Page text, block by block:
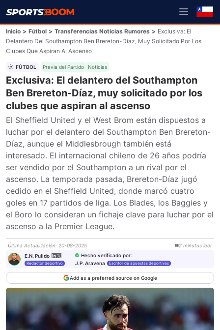
Inicio > Fútbol > Transferencias Noticias Rumores > Exclusiva: El
Delantero Del Southampton Ben Brereton-Díaz, Muy Solicitado Por Los
Clubes Que Aspiran Al Ascenso
FÚTBOL Previa del Partido Noticias
Exclusiva: El delantero del Southampton
Ben Brereton-Díaz, muy solicitado por los
clubes que aspiran al ascenso
El Sheffield United y el West Brom están dispuestos a
luchar por el delantero del Southampton Ben Brereton-
Díaz, aunque el Middlesbrough también está
interesado. El internacional chileno de 26 años podría
ser vendido por el Southampton a un rival por el
ascenso. La temporada pasada, Brereton-Díaz jugó
cedido en el Sheffield United, donde marcó cuatro
goles en 17 partidos de liga. Los Blades, los Baggies y
el Boro lo consideran un fichaje clave para luchar por el
ascenso a la Premier League.
Última Actualización: 20-08-2025 2 minutos leer
E.N. Pulido
Redactor deportivo
Hecho verificado por:
J.P. Aravena
Escritor de apuestas deportivas
Add as a preferred source on Google